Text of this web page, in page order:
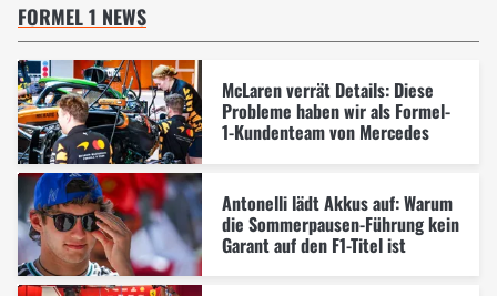
FORMEL 1 NEWS
McLaren verrät Details: Diese
Probleme haben wir als Formel-
1-Kundenteam von Mercedes
Antonelli lädt Akkus auf: Warum
die Sommerpausen-Führung kein
Garant auf den F1-Titel ist